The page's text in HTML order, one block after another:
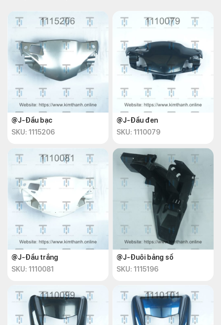
@J-Đầu bạc
SKU: 1115206
@J-Đầu đen
SKU: 1110079
@J-Đầu trắng
SKU: 1110081
@J-Đuôi bảng số
SKU: 1115196